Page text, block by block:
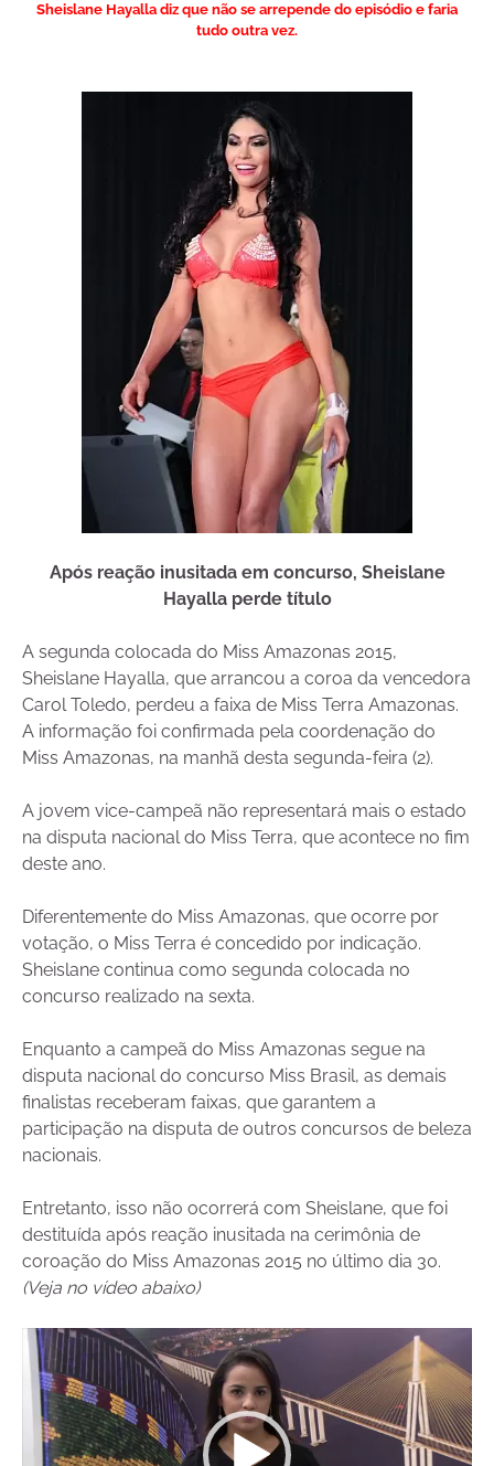
Sheislane Hayalla diz que não se arrepende do episódio e faria
tudo outra vez.
Após reação inusitada em concurso, Sheislane
Hayalla perde título
A segunda colocada do Miss Amazonas 2015,
Sheislane Hayalla, que arrancou a coroa da vencedora
Carol Toledo, perdeu a faixa de Miss Terra Amazonas.
A informação foi confirmada pela coordenação do
Miss Amazonas, na manhã desta segunda-feira (2).
A jovem vice-campeã não representará mais o estado
na disputa nacional do Miss Terra, que acontece no fim
deste ano.
Diferentemente do Miss Amazonas, que ocorre por
votação, o Miss Terra é concedido por indicação.
Sheislane continua como segunda colocada no
concurso realizado na sexta.
Enquanto a campeã do Miss Amazonas segue na
disputa nacional do concurso Miss Brasil, as demais
finalistas receberam faixas, que garantem a
participação na disputa de outros concursos de beleza
nacionais.
Entretanto, isso não ocorrerá com Sheislane, que foi
destituída após reação inusitada na cerimônia de
coroação do Miss Amazonas 2015 no último dia 30.
(Veja no vídeo abaixo)
Tocador
de
vídeo